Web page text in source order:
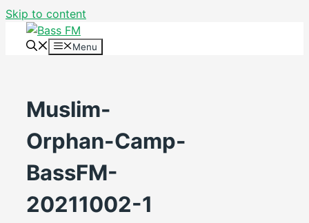
Skip to content
Menu
Muslim-
Orphan-Camp-
BassFM-
20211002-1